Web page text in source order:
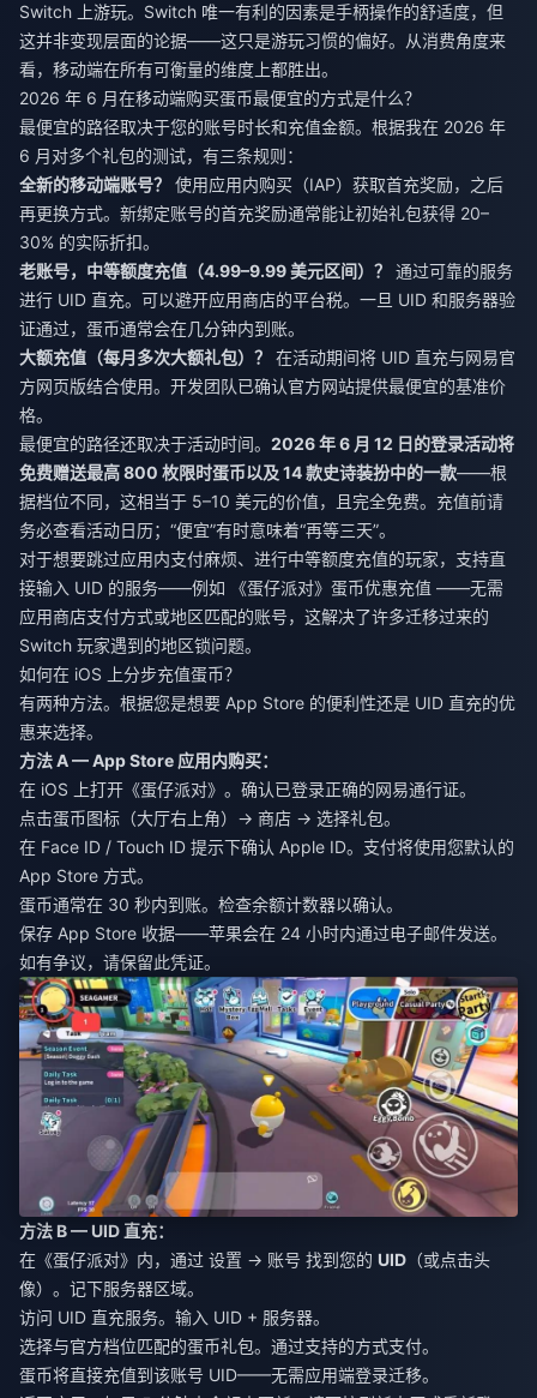
Switch 上游玩。Switch 唯一有利的因素是手柄操作的舒适度，但
这并非变现层面的论据——这只是游玩习惯的偏好。从消费角度来
看，移动端在所有可衡量的维度上都胜出。
2026 年 6 月在移动端购买蛋币最便宜的方式是什么？
最便宜的路径取决于您的账号时长和充值金额。根据我在 2026 年
6 月对多个礼包的测试，有三条规则：
全新的移动端账号？
使用应用内购买（IAP）获取首充奖励，之后
再更换方式。新绑定账号的首充奖励通常能让初始礼包获得 20–
30% 的实际折扣。
老账号，中等额度充值（4.99–9.99 美元区间）？
通过可靠的服务
进行 UID 直充。可以避开应用商店的平台税。一旦 UID 和服务器验
证通过，蛋币通常会在几分钟内到账。
大额充值（每月多次大额礼包）？
在活动期间将 UID 直充与网易官
方网页版结合使用。开发团队已确认官方网站提供最便宜的基准价
格。
最便宜的路径还取决于活动时间。 2026 年 6 月 12 日的登录活动将
免费赠送最高 800 枚限时蛋币以及 14 款史诗装扮中的一款——根
据档位不同，这相当于 5–10 美元的价值，且完全免费。充值前请
务必查看活动日历；“便宜”有时意味着“再等三天”。
对于想要跳过应用内支付麻烦、进行中等额度充值的玩家，支持直
接输入 UID 的服务——例如
《蛋仔派对》蛋币优惠充值 ——无需
应用商店支付方式或地区匹配的账号，这解决了许多迁移过来的
Switch 玩家遇到的地区锁问题。
如何在 iOS 上分步充值蛋币？
有两种方法。根据您是想要 App Store 的便利性还是 UID 直充的优
惠来选择。
方法 A — App Store 应用内购买：
在 iOS 上打开《蛋仔派对》。确认已登录正确的网易通行证。
点击蛋币图标（大厅右上角）→ 商店 → 选择礼包。
在 Face ID / Touch ID 提示下确认 Apple ID。支付将使用您默认的
App Store 方式。
蛋币通常在 30 秒内到账。检查余额计数器以确认。
保存 App Store 收据——苹果会在 24 小时内通过电子邮件发送。
如有争议，请保留此凭证。
方法 B — UID 直充：
在《蛋仔派对》内，通过 设置 → 账号 找到您的 UID （或点击头
像）。记下服务器区域。
访问 UID 直充服务。输入 UID + 服务器。
选择与官方档位匹配的蛋币礼包。通过支持的方式支付。
蛋币将直接充值到该账号 UID——无需应用端登录迁移。